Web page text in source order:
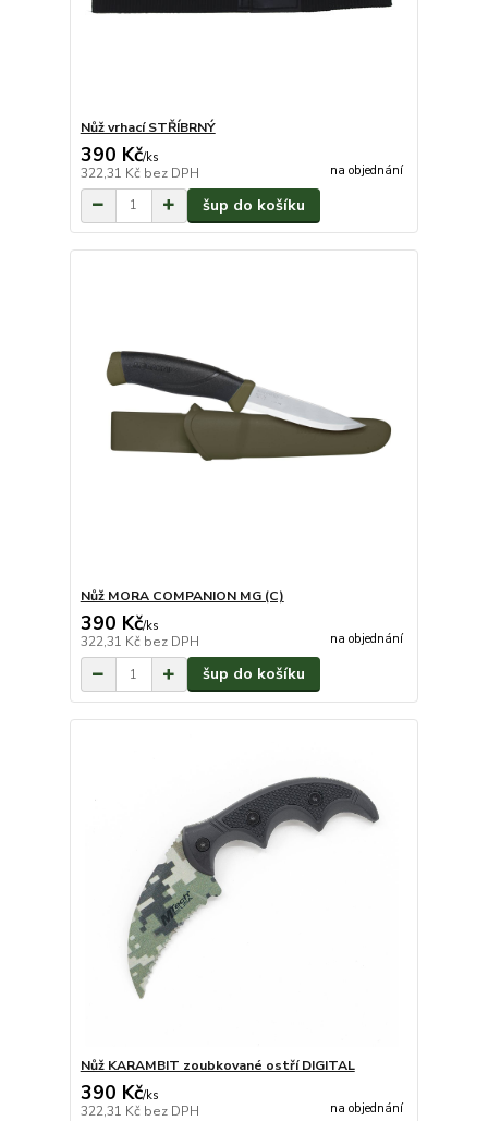
Nůž vrhací STŘÍBRNÝ
390 Kč/ks
322,31 Kč bez DPH na objednání
šup do košíku
Nůž MORA COMPANION MG (C)
390 Kč/ks
322,31 Kč bez DPH na objednání
šup do košíku
Nůž KARAMBIT zoubkované ostří DIGITAL
390 Kč/ks
322,31 Kč bez DPH na objednání